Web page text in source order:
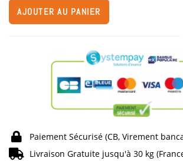
AJOUTER AU PANIER
Paiement Sécurisé (CB, Virement
Livraison Gratuite jusqu'à 30 kg